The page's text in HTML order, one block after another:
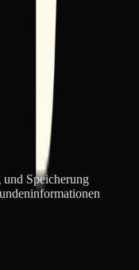
Speicherung